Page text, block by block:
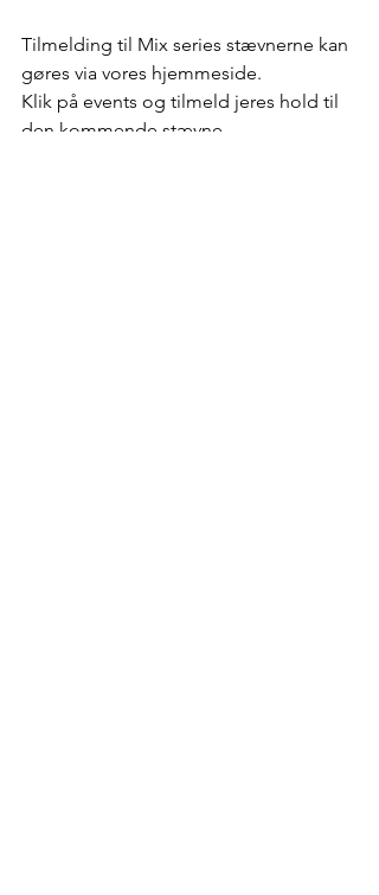
Tilmelding til Mix series stævnerne kan
gøres via vores hjemmeside.
Klik på events og tilmeld jeres hold til
den kommende stævne.